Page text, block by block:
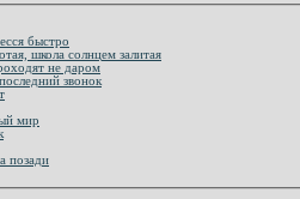
быстро
школа солнцем залитая
не даром
звонок
мир
позади